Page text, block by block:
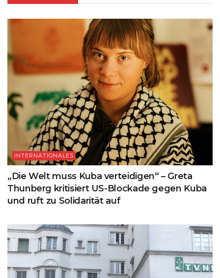
INTERNATIONALES
„Die Welt muss Kuba verteidigen“ – Greta
Thunberg kritisiert US-Blockade gegen Kuba
und ruft zu Solidarität auf